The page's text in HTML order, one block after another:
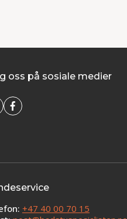
oss på sosiale medier
+47 40 00 70 15